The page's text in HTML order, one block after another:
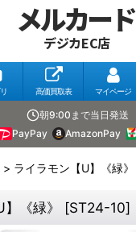
メルカード
デジカEC店
高価買取表 マイページ
朝9:00まで当日発送
PayPay AmazonPay
> ライラモン【U】《緑》
《緑》 [ST24-10]